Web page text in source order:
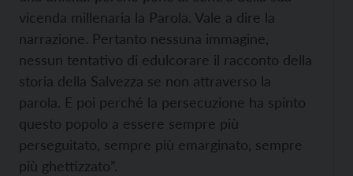
vicenda millenaria la Parola. Vale a dire la
narrazione. Pertanto nessuna immagine,
nessun tentativo di edulcorare il racconto della
storia della Salvezza se non attraverso la
parola. E poi perché la persecuzione ha spinto
questo popolo a essere sempre più
perseguitato, sempre più emarginato, sempre
più ghettizzato”.